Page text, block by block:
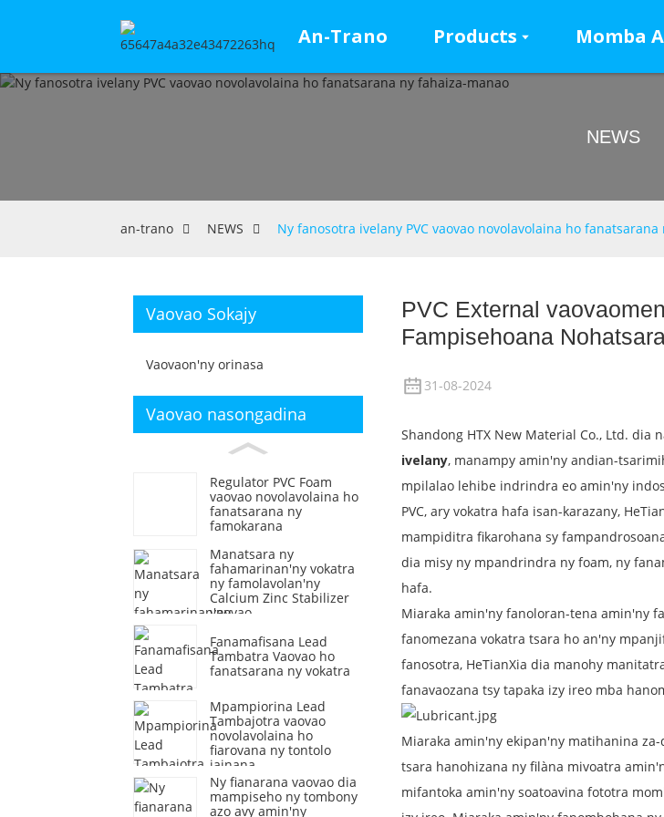
An-Trano Products Momba
NEWS
an-trano NEWS Ny fanosotra ivelany PVC vaovao novolavolaina ho
Vaovao Sokajy
Vaovaon'ny orinasa
Vaovao nasongadina
Regulator PVC Foam
vaovao novolavolaina ho
fanatsarana ny
famokarana
Manatsara ny
fahamarinan'ny vokatra
ny famolavolan'ny
Calcium Zinc Stabilizer
vaovao
Fanamafisana Lead
Tambatra Vaovao ho
fanatsarana ny vokatra
Mpampiorina Lead
Tambajotra vaovao
novolavolaina ho
fiarovana ny tontolo
iainana
Ny fianarana vaovao dia
mampiseho ny tombony
azo avy amin'ny
PVC External vaovao
Fampisehoana
31-08-2024
Shandong HTX New Material Co., Ltd. dia
ivelany, manampy amin'ny andian-
mpilalao lehibe indrindra eo amin'ny
PVC, ary vokatra hafa isan-karazany,
mampiditra fikarohana sy
dia misy ny mpandrindra ny foam, ny
hafa.
Miaraka amin'ny fanoloran-tena amin'ny
fanomezana vokatra tsara ho an'ny
fanosotra, HeTianXia dia manohy
fanavaozana tsy tapaka izy ireo mba
Miaraka amin'ny ekipan'ny matihanina
tsara hanohizana ny filàna mivoatra
mifantoka amin'ny soatoavina fototra